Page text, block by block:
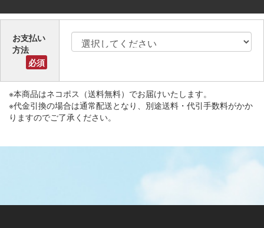
お支払い
方法
必須
※本商品はネコポス（送料無料）でお届けいたします。
※代金引換の場合は通常配送となり、別途送料・代引手数料がかか
りますのでご了承ください。